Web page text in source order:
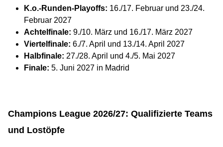
K.o.-Runden-Playoffs: 16./17. Februar und 23./24.
Februar 2027
Achtelfinale: 9./10. März und 16./17. März 2027
Viertelfinale: 6./7. April und 13./14. April 2027
Halbfinale: 27./28. April und 4./5. Mai 2027
Finale: 5. Juni 2027 in Madrid
Champions League 2026/27: Qualifizierte Teams
und Lostöpfe